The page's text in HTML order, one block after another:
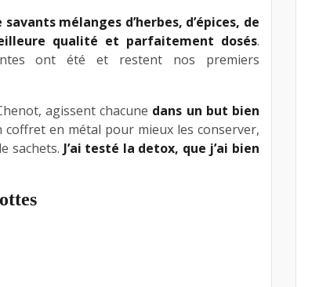
mélanges d’herbes, d’épices, de
qualité et parfaitement dosés.
ont été et restent nos premiers
agissent chacune dans un but bien
coffret en métal pour mieux les conserver,
sachets. J’ai testé la detox, que j’ai bien